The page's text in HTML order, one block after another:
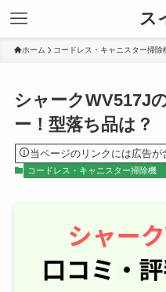
ス
ホーム コードレス・キャニスター掃除
シャークWV517J
ー！型落ち品は？
当ページのリンクには広告が
コードレス・キャニスター掃除機